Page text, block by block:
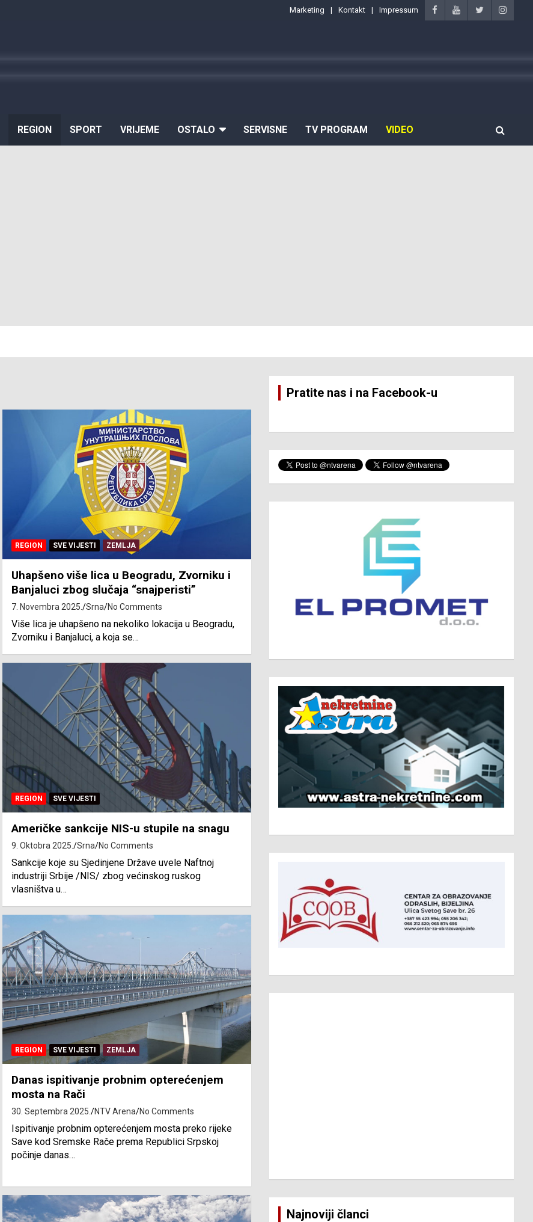
Marketing Kontakt Impressum
REGION SPORT VRIJEME OSTALO SERVISNE TV PROGRAM VIDEO
REGION SVE VIJESTI ZEMLJA
Uhapšeno više lica u Beogradu, Zvorniku i
Banjaluci zbog slučaja “snajperisti”
7. Novembra 2025. Srna No Comments
Više lica je uhapšeno na nekoliko lokacija u Beogradu,
Zvorniku i Banjaluci, a koja se…
REGION SVE VIJESTI
Američke sankcije NIS-u stupile na snagu
9. Oktobra 2025. Srna No Comments
Sankcije koje su Sjedinjene Države uvele Naftnoj
industriji Srbije /NIS/ zbog većinskog ruskog
vlasništva u…
REGION SVE VIJESTI ZEMLJA
Danas ispitivanje probnim opterećenjem
mosta na Rači
30. Septembra 2025. NTV Arena No Comments
Ispitivanje probnim opterećenjem mosta preko rijeke
Save kod Sremske Rače prema Republici Srpskoj
počinje danas…
Pratite nas i na Facebook-u
Najnoviji članci